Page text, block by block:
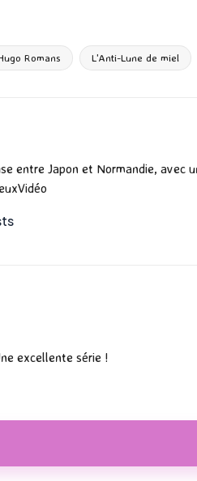
ds g
Romans L'Anti-Lune de miel
entre Japon et Normandie, avec
excellente série !